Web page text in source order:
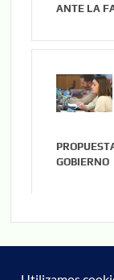
ANTE LA
GOBIERNO